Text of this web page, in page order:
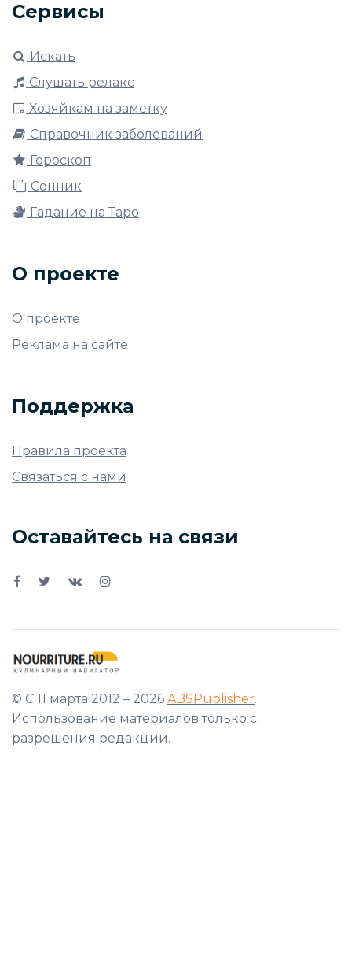
Сервисы
Искать
Слушать релакс
Хозяйкам на заметку
Справочник заболеваний
Гороскоп
Сонник
Гадание на Таро
О проекте
О проекте
Реклама на сайте
Поддержка
Правила проекта
Связаться с нами
Оставайтесь на связи
© С 11 марта 2012 – 2026 ABSPublisher.
Использование материалов только с
разрешения редакции.